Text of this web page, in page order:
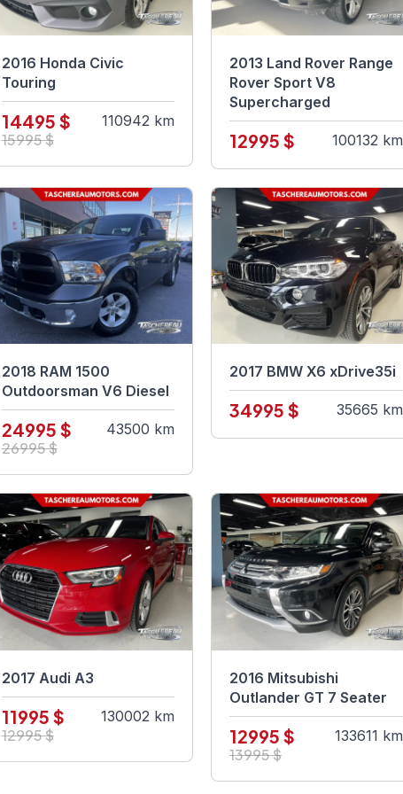
2016 Honda Civic
Touring
14495 $
15995 $
110942 km
2013 Land Rover Range
Rover Sport V8
Supercharged
12995 $ 100132 km
2018 RAM 1500
Outdoorsman V6 Diesel
24995 $
26995 $
43500 km
2017 BMW X6 xDrive35i
34995 $ 35665 km
2017 Audi A3
11995 $
12995 $
130002 km
2016 Mitsubishi
Outlander GT 7 Seater
12995 $
13995 $
133611 km